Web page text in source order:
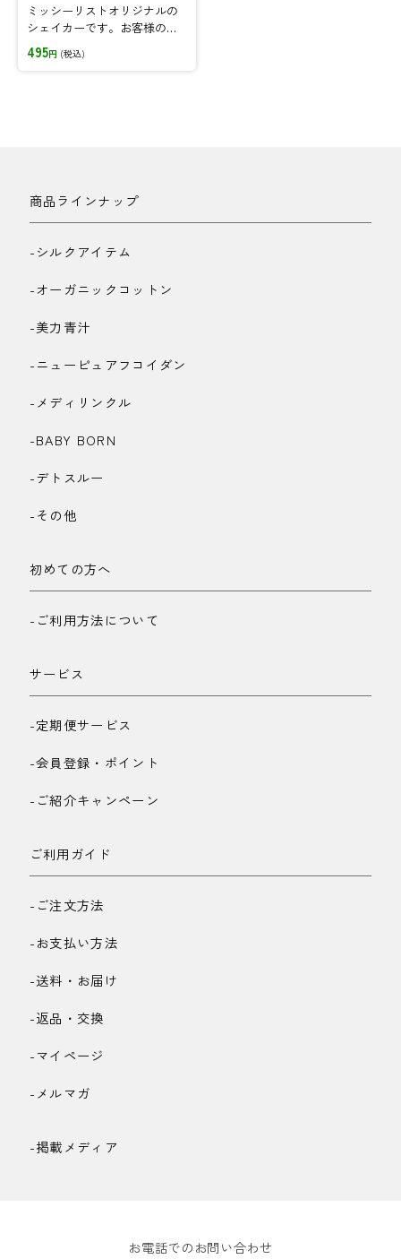
ミッシーリストオリジナルの
シェイカーです。お客様の要
望にお答えして登場!美力青汁
やスーパーフードスムージー
495円 (税込)
商品ラインナップ
-シルクアイテム
-オーガニックコットン
-美力青汁
-ニューピュアフコイダン
-メディリンクル
-BABY BORN
-デトスルー
-その他
初めての方へ
-ご利用方法について
サービス
-定期便サービス
-会員登録・ポイント
-ご紹介キャンペーン
ご利用ガイド
-ご注文方法
-お支払い方法
-送料・お届け
-返品・交換
-マイページ
-メルマガ
-掲載メディア
お電話でのお問い合わせ